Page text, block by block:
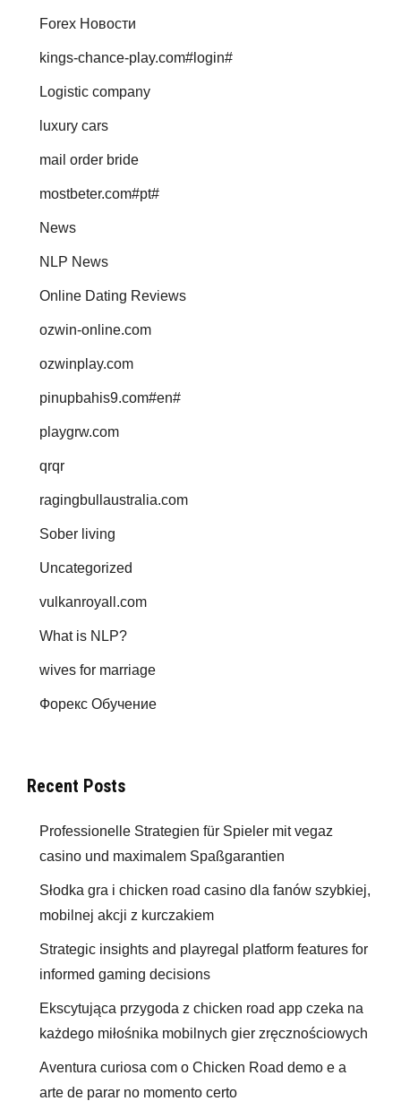
Forex Новости
kings-chance-play.com#login#
Logistic company
luxury cars
mail order bride
mostbeter.com#pt#
News
NLP News
Online Dating Reviews
ozwin-online.com
ozwinplay.com
pinupbahis9.com#en#
playgrw.com
qrqr
ragingbullaustralia.com
Sober living
Uncategorized
vulkanroyall.com
What is NLP?
wives for marriage
Форекс Обучение
Recent Posts
Professionelle Strategien für Spieler mit vegaz
casino und maximalem Spaßgarantien
Słodka gra i chicken road casino dla fanów szybkiej,
mobilnej akcji z kurczakiem
Strategic insights and playregal platform features for
informed gaming decisions
Ekscytująca przygoda z chicken road app czeka na
każdego miłośnika mobilnych gier zręcznościowych
Aventura curiosa com o Chicken Road demo e a
arte de parar no momento certo